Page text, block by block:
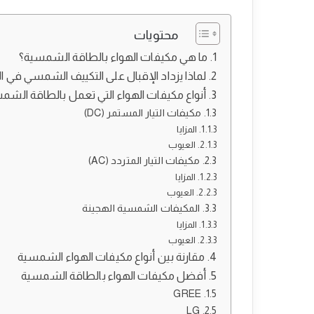
محتويات
ما هي مكيفات الهواء بالطاقة الشمسية؟
لماذا يزداد الإقبال على التكييف الشمسي
أنواع مكيفات الهواء التي تعمل بالطاقة
مكيفات التيار المستمر (DC)
المزايا
العيوب
مكيفات التيار المتردد (AC)
المزايا
العيوب
المكيفات الشمسية الهجينة
المزايا
العيوب
مقارنة بين أنواع مكيفات الهواء الشمسية
أفضل مكيفات الهواء بالطاقة الشمسية
GREE
LG